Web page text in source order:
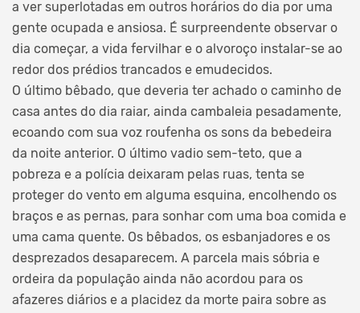
a ver superlotadas em outros horários do dia por uma
gente ocupada e ansiosa. É surpreendente observar o
dia começar, a vida fervilhar e o alvoroço instalar-se ao
redor dos prédios trancados e emudecidos.
O último bêbado, que deveria ter achado o caminho de
casa antes do dia raiar, ainda cambaleia pesadamente,
ecoando com sua voz roufenha os sons da bebedeira
da noite anterior. O último vadio sem-teto, que a
pobreza e a polícia deixaram pelas ruas, tenta se
proteger do vento em alguma esquina, encolhendo os
braços e as pernas, para sonhar com uma boa comida e
uma cama quente. Os bêbados, os esbanjadores e os
desprezados desaparecem. A parcela mais sóbria e
ordeira da população ainda não acordou para os
afazeres diários e a placidez da morte paira sobre as